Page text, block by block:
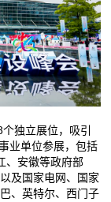
独立展位，吸引
业单位参展，包括
、安徽等政府部
及国家电网、国家
、英特尔、西门子